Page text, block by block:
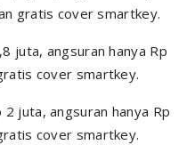
gratis cover smartkey.
juta, angsuran hanya Rp
cover smartkey.
juta, angsuran hanya Rp
cover smartkey.